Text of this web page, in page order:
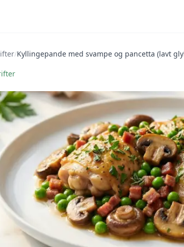
/Kyllingepande med svampe og pancetta (lavt